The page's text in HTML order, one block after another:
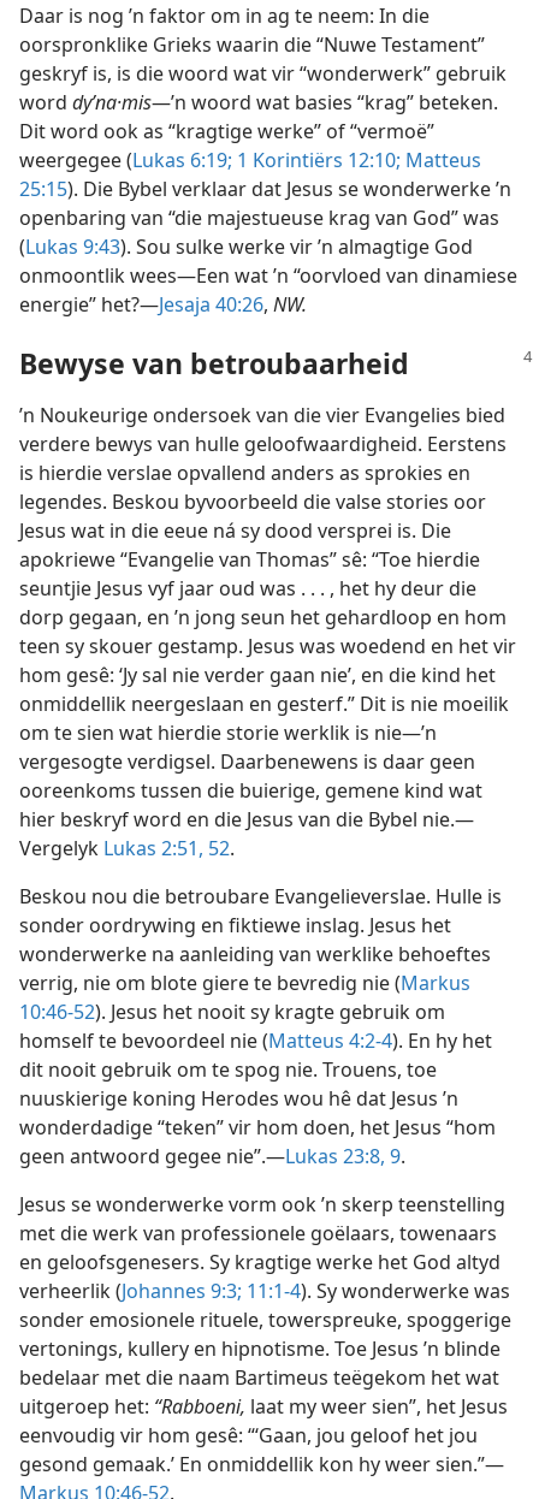
Daar is nog ’n faktor om in ag te neem: In die
oorspronklike Grieks waarin die “Nuwe Testament”
geskryf is, is die woord wat vir “wonderwerk” gebruik
word dyʹna·mis—’n woord wat basies “krag” beteken.
Dit word ook as “kragtige werke” of “vermoë”
weergegee (Lukas 6:19; 1 Korintiërs 12:10; Matteus
25:15). Die Bybel verklaar dat Jesus se wonderwerke ’n
openbaring van “die majestueuse krag van God” was
(Lukas 9:43). Sou sulke werke vir ’n almagtige God
onmoontlik wees—Een wat ’n “oorvloed van dinamiese
energie” het?—Jesaja 40:26, NW.
Bewyse van betroubaarheid
’n Noukeurige ondersoek van die vier Evangelies bied
verdere bewys van hulle geloofwaardigheid. Eerstens
is hierdie verslae opvallend anders as sprokies en
legendes. Beskou byvoorbeeld die valse stories oor
Jesus wat in die eeue ná sy dood versprei is. Die
apokriewe “Evangelie van Thomas” sê: “Toe hierdie
seuntjie Jesus vyf jaar oud was . . . , het hy deur die
dorp gegaan, en ’n jong seun het gehardloop en hom
teen sy skouer gestamp. Jesus was woedend en het vir
hom gesê: ‘Jy sal nie verder gaan nie’, en die kind het
onmiddellik neergeslaan en gesterf.” Dit is nie moeilik
om te sien wat hierdie storie werklik is nie—’n
vergesogte verdigsel. Daarbenewens is daar geen
ooreenkoms tussen die buierige, gemene kind wat
hier beskryf word en die Jesus van die Bybel nie.—
Vergelyk Lukas 2:51, 52.
Beskou nou die betroubare Evangelieverslae. Hulle is
sonder oordrywing en fiktiewe inslag. Jesus het
wonderwerke na aanleiding van werklike behoeftes
verrig, nie om blote giere te bevredig nie (Markus
10:46-52). Jesus het nooit sy kragte gebruik om
homself te bevoordeel nie (Matteus 4:2-4). En hy het
dit nooit gebruik om te spog nie. Trouens, toe
nuuskierige koning Herodes wou hê dat Jesus ’n
wonderdadige “teken” vir hom doen, het Jesus “hom
geen antwoord gegee nie”.—Lukas 23:8, 9.
Jesus se wonderwerke vorm ook ’n skerp teenstelling
met die werk van professionele goëlaars, towenaars
en geloofsgenesers. Sy kragtige werke het God altyd
verheerlik (Johannes 9:3; 11:1-4). Sy wonderwerke was
sonder emosionele rituele, towerspreuke, spoggerige
vertonings, kullery en hipnotisme. Toe Jesus ’n blinde
bedelaar met die naam Bartimeus teëgekom het wat
uitgeroep het: “Rabboeni, laat my weer sien”, het Jesus
eenvoudig vir hom gesê: “‘Gaan, jou geloof het jou
gesond gemaak.’ En onmiddellik kon hy weer sien.”—
Markus 10:46-52.